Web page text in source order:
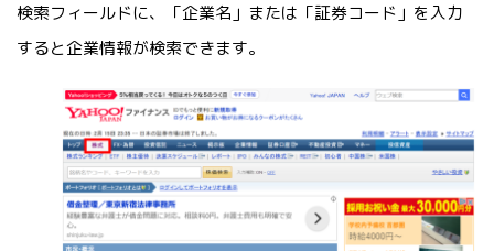
検索フィールドに、「企業名」または「証券コード」を入力
すると企業情報が検索できます。